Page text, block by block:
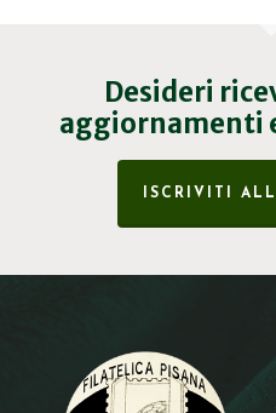
Desideri
aggiornamenti
ISCRIVITI